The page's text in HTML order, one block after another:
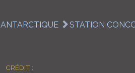
ANTARCTIQUE STATION
CRÉDIT :